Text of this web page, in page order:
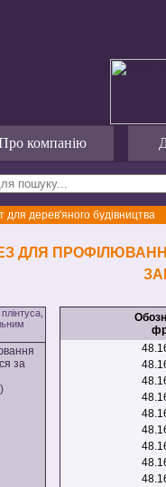
компанію
для дерев'яного будівництва
ДЛЯ